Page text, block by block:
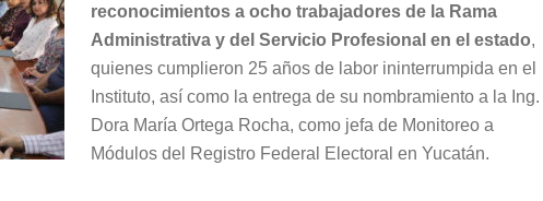
reconocimientos a ocho trabajadores de la Rama
Administrativa y del Servicio Profesional en el estado,
quienes cumplieron 25 años de labor ininterrumpida en el
Instituto, así como la entrega de su nombramiento a la Ing.
Dora María Ortega Rocha, como jefa de Monitoreo a
Módulos del Registro Federal Electoral en Yucatán.